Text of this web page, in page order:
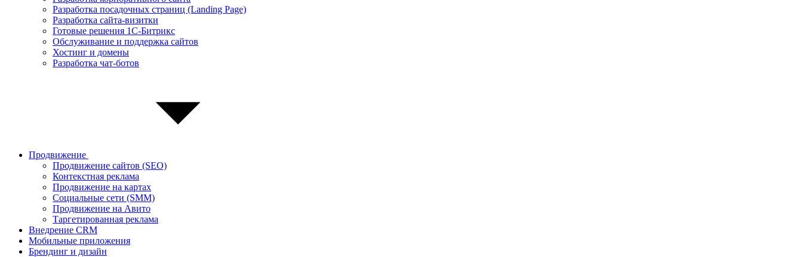
Разработка посадочных страниц (Landing Page)
Разработка сайта-визитки
Готовые решения 1С-Битрикс
Обслуживание и поддержка сайтов
Хостинг и домены
Разработка чат-ботов
Продвижение
Продвижение сайтов (SEO)
Контекстная реклама
Продвижение на картах
Социальные сети (SMM)
Продвижение на Авито
Таргетированная реклама
Внедрение CRM
Мобильные приложения
Брендинг и дизайн